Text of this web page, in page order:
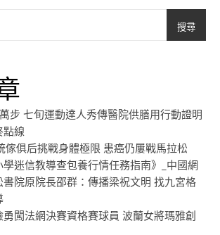
搜尋
步 七旬運動達人秀傳醫院供膳用行動證明
點線
傢俱后挑戰身體極限 患癌仍屢戰馬拉松
迷信教導查包養行情任務指南》_中國網
書院原院長邵群：傳播梁祝文明 找九宮格
闖法網決賽資格賽球員 波蘭女將瑪雅創